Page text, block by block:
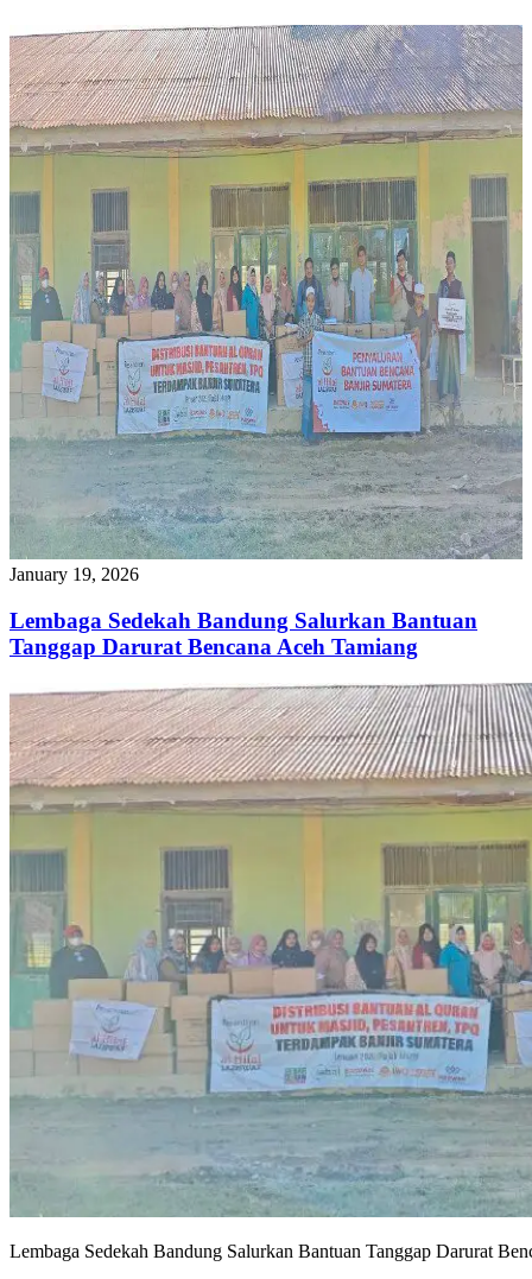
January 19, 2026
Lembaga Sedekah Bandung Salurkan Bantuan
Tanggap Darurat Bencana Aceh Tamiang
Lembaga Sedekah Bandung Salurkan Bantuan Tanggap Darurat